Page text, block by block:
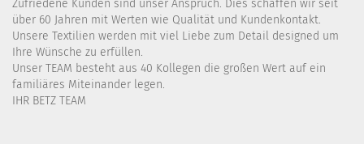
Zufriedene Kunden sind unser Anspruch. Dies schaffen wir seit
über 60 Jahren mit Werten wie Qualität und Kundenkontakt.
Unsere Textilien werden mit viel Liebe zum Detail designed um
Ihre Wünsche zu erfüllen.
Unser TEAM besteht aus 40 Kollegen die großen Wert auf ein
familiäres Miteinander legen.
IHR BETZ TEAM